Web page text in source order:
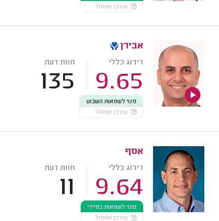
עודכן אתמול
אבירן
דירוג כללי
9.65
חוות דעת
135
פנוי לשמאות השבוע
עודכן אתמול
אסף
דירוג כללי
9.64
חוות דעת
11
פנוי לשמאות במיידי
עודכן אתמול